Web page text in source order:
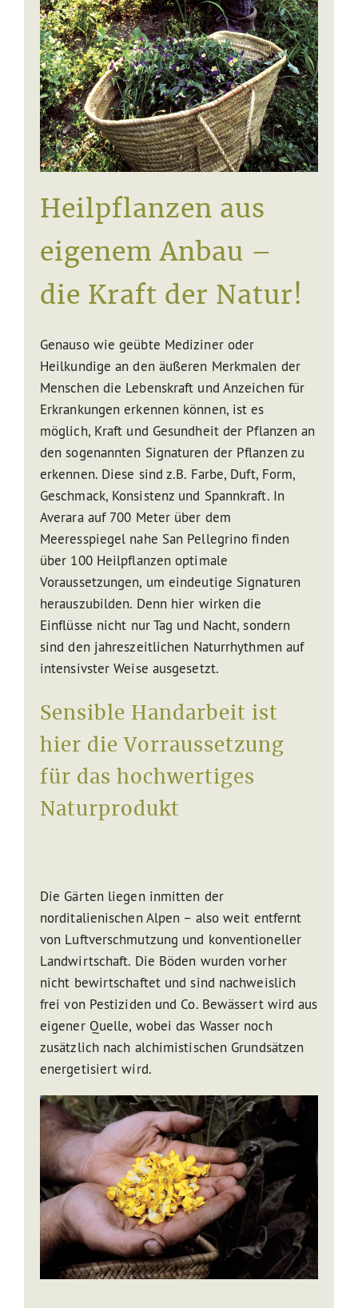
Service
Heilpflanzen aus
eigenem Anbau –
die Kraft der Natur!
Genauso wie geübte Mediziner oder
Heilkundige an den äußeren Merkmalen der
Menschen die Lebenskraft und Anzeichen für
Erkrankungen erkennen können, ist es
möglich, Kraft und Gesundheit der Pflanzen an
den sogenannten Signaturen der Pflanzen zu
erkennen. Diese sind z.B. Farbe, Duft, Form,
Geschmack, Konsistenz und Spannkraft. In
Averara auf 700 Meter über dem
Meeresspiegel nahe San Pellegrino finden
über 100 Heilpflanzen optimale
Voraussetzungen, um eindeutige Signaturen
herauszubilden. Denn hier wirken die
Einflüsse nicht nur Tag und Nacht, sondern
sind den jahreszeitlichen Naturrhythmen auf
intensivster Weise ausgesetzt.
Sensible Handarbeit ist
hier die Vorraussetzung
für das hochwertiges
Naturprodukt
Die Gärten liegen inmitten der
norditalienischen Alpen – also weit entfernt
von Luftverschmutzung und konventioneller
Landwirtschaft. Die Böden wurden vorher
nicht bewirtschaftet und sind nachweislich
frei von Pestiziden und Co. Bewässert wird aus
eigener Quelle, wobei das Wasser noch
zusätzlich nach alchimistischen Grundsätzen
energetisiert wird.